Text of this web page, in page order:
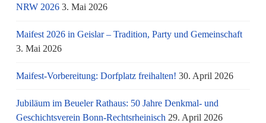
NRW 2026 3. Mai 2026
Maifest 2026 in Geislar – Tradition, Party und Gemeinschaft
3. Mai 2026
Maifest-Vorbereitung: Dorfplatz freihalten! 30. April 2026
Jubiläum im Beueler Rathaus: 50 Jahre Denkmal- und
Geschichtsverein Bonn-Rechtsrheinisch 29. April 2026